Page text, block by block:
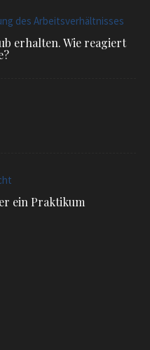
des Arbeitsverhältnisses
erhalten. Wie reagiert
ein Praktikum